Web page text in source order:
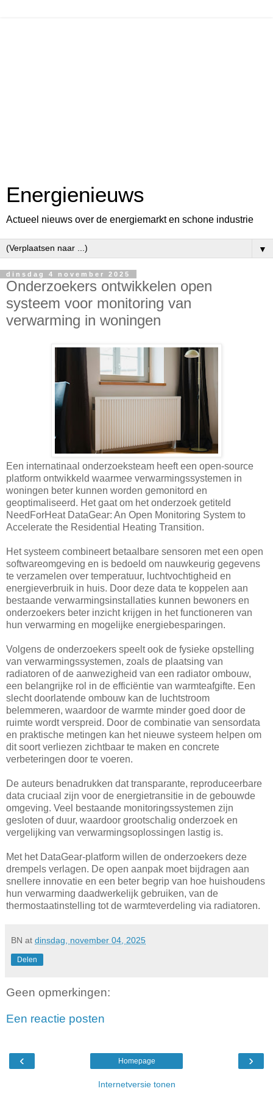
Energienieuws
Actueel nieuws over de energiemarkt en schone industrie
▼
dinsdag 4 november 2025
Onderzoekers ontwikkelen open
systeem voor monitoring van
verwarming in woningen
Een internatinaal onderzoeksteam heeft een open-source
platform ontwikkeld waarmee verwarmingssystemen in
woningen beter kunnen worden gemonitord en
geoptimaliseerd. Het gaat om het onderzoek getiteld
NeedForHeat DataGear: An Open Monitoring System to
Accelerate the Residential Heating Transition.
Het systeem combineert betaalbare sensoren met een open
softwareomgeving en is bedoeld om nauwkeurig gegevens
te verzamelen over temperatuur, luchtvochtigheid en
energieverbruik in huis. Door deze data te koppelen aan
bestaande verwarmingsinstallaties kunnen bewoners en
onderzoekers beter inzicht krijgen in het functioneren van
hun verwarming en mogelijke energiebesparingen.
Volgens de onderzoekers speelt ook de fysieke opstelling
van verwarmingssystemen, zoals de plaatsing van
radiatoren of de aanwezigheid van een radiator ombouw,
een belangrijke rol in de efficiëntie van warmteafgifte. Een
slecht doorlatende ombouw kan de luchtstroom
belemmeren, waardoor de warmte minder goed door de
ruimte wordt verspreid. Door de combinatie van sensordata
en praktische metingen kan het nieuwe systeem helpen om
dit soort verliezen zichtbaar te maken en concrete
verbeteringen door te voeren.
De auteurs benadrukken dat transparante, reproduceerbare
data cruciaal zijn voor de energietransitie in de gebouwde
omgeving. Veel bestaande monitoringssystemen zijn
gesloten of duur, waardoor grootschalig onderzoek en
vergelijking van verwarmingsoplossingen lastig is.
Met het DataGear-platform willen de onderzoekers deze
drempels verlagen. De open aanpak moet bijdragen aan
snellere innovatie en een beter begrip van hoe huishoudens
hun verwarming daadwerkelijk gebruiken, van de
thermostaatinstelling tot de warmteverdeling via radiatoren.
BN at dinsdag, november 04, 2025
Delen
Geen opmerkingen:
Een reactie posten
‹ ›
Homepage
Internetversie tonen